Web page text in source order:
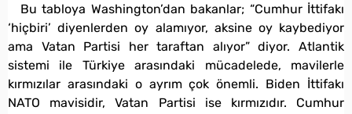
Bu tabloya Washington’dan bakanlar; “Cumhur İttifakı
‘hiçbiri’ diyenlerden oy alamıyor, aksine oy kaybediyor
ama Vatan Partisi her taraftan alıyor” diyor. Atlantik
sistemi ile Türkiye arasındaki mücadelede, mavilerle
kırmızılar arasındaki o ayrım çok önemli. Biden İttifakı
NATO mavisidir, Vatan Partisi ise kırmızıdır. Cumhur